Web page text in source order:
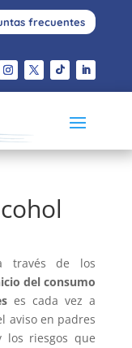
frecuentes
través de los
del consumo
es cada vez a
aviso en padres
los riesgos que